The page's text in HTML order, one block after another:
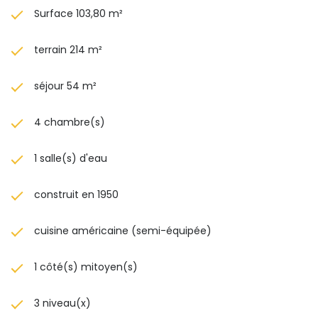
Surface 103,80 m²
terrain 214 m²
séjour 54 m²
4 chambre(s)
1 salle(s) d'eau
construit en 1950
cuisine américaine (semi-équipée)
1 côté(s) mitoyen(s)
3 niveau(x)